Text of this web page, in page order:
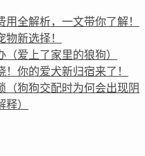
全解析，一文带你了解！
新选择！
爱上了家里的狼狗）
你的爱犬新归宿来了！
（狗狗交配时为何会出现阴
）